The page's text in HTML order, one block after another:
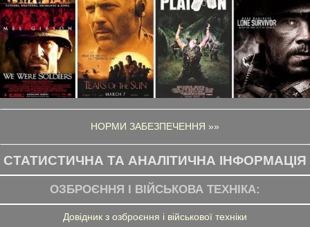
НОРМИ ЗАБЕЗПЕЧЕННЯ »»
СТАТИСТИЧНА ТА АНАЛІТИЧНА ІНФОРМАЦІЯ
ОЗБРОЄННЯ І ВІЙСЬКОВА ТЕХНІКА:
Довідник з озброєння і військової техніки